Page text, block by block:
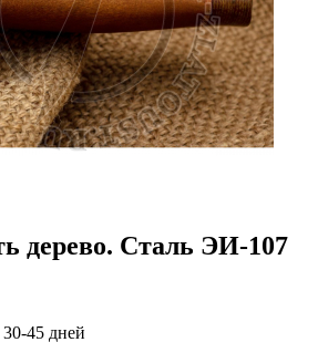
дерево. Сталь ЭИ-107
45 дней